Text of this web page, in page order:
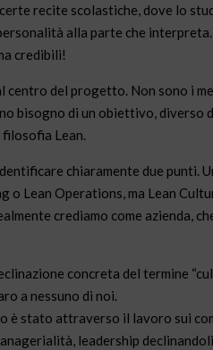
recite scolastiche, dove lo
alla parte che
credibili!
del progetto. Non sono i
bisogno di un obiettivo, diverso
Lean.
chiaramente due punti.
o Lean Operations, ma Lean
crediamo come azienda,
concreta del termine
a nessuno di noi.
è stato attraverso il lavoro sui
leadership